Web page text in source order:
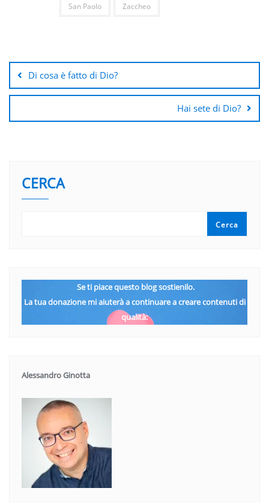
San Paolo Zaccheo
articoli
Di cosa è fatto di Dio?
Hai sete di Dio?
CERCA
Cerca
Se ti piace questo blog sostienilo.
La tua donazione mi aiuterà a continuare a creare contenuti di
qualità:
Alessandro Ginotta